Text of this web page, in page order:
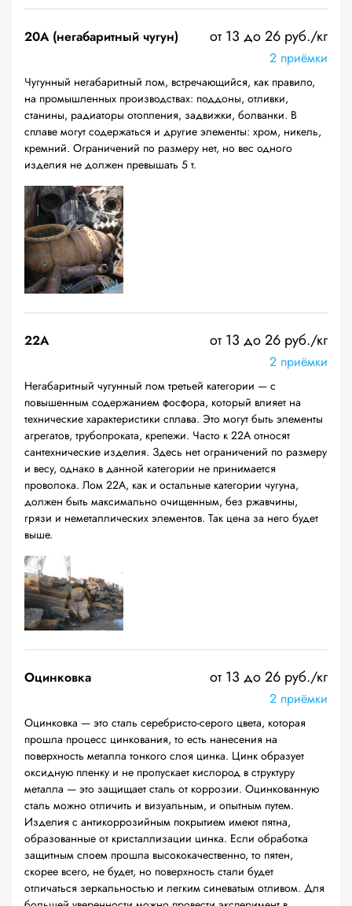
20A (негабаритный чугун) от 13 до 26 руб./кг
2 приёмки
Чугунный негабаритный лом, встречающийся, как правило,
на промышленных производствах: поддоны, отливки,
станины, радиаторы отопления, задвижки, болванки. В
сплаве могут содержаться и другие элементы: хром, никель,
кремний. Ограничений по размеру нет, но вес одного
изделия не должен превышать 5 т.
22A от 13 до 26 руб./кг
2 приёмки
Негабаритный чугунный лом третьей категории — с
повышенным содержанием фосфора, который влияет на
технические характеристики сплава. Это могут быть элементы
агрегатов, трубопроката, крепежи. Часто к 22А относят
сантехнические изделия. Здесь нет ограничений по размеру
и весу, однако в данной категории не принимается
проволока. Лом 22А, как и остальные категории чугуна,
должен быть максимально очищенным, без ржавчины,
грязи и неметаллических элементов. Так цена за него будет
выше.
Оцинковка от 13 до 26 руб./кг
2 приёмки
Оцинковка — это сталь серебристо-серого цвета, которая
прошла процесс цинкования, то есть нанесения на
поверхность металла тонкого слоя цинка. Цинк образует
оксидную пленку и не пропускает кислород в структуру
металла — это защищает сталь от коррозии. Оцинкованную
сталь можно отличить и визуальным, и опытным путем.
Изделия с антикоррозийным покрытием имеют пятна,
образованные от кристаллизации цинка. Если обработка
защитным слоем прошла высококачественно, то пятен,
скорее всего, не будет, но поверхность стали будет
отличаться зеркальностью и легким синеватым отливом. Для